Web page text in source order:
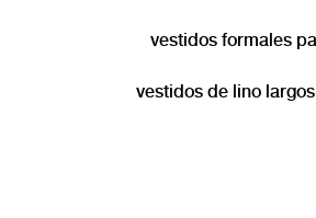
vestidos formales
vestidos de lino